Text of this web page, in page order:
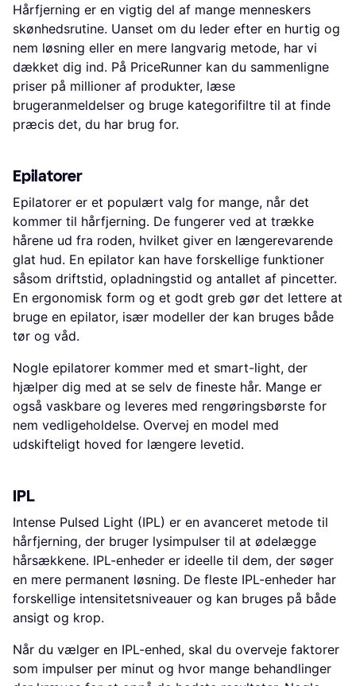
Hårfjerning er en vigtig del af mange menneskers
skønhedsrutine. Uanset om du leder efter en hurtig og
nem løsning eller en mere langvarig metode, har vi
dækket dig ind. På PriceRunner kan du sammenligne
priser på millioner af produkter, læse
brugeranmeldelser og bruge kategorifiltre til at finde
præcis det, du har brug for.
Epilatorer
Epilatorer er et populært valg for mange, når det
kommer til hårfjerning. De fungerer ved at trække
hårene ud fra roden, hvilket giver en længerevarende
glat hud. En epilator kan have forskellige funktioner
såsom driftstid, opladningstid og antallet af pincetter.
En ergonomisk form og et godt greb gør det lettere at
bruge en epilator, især modeller der kan bruges både
tør og våd.
Nogle epilatorer kommer med et smart-light, der
hjælper dig med at se selv de fineste hår. Mange er
også vaskbare og leveres med rengøringsbørste for
nem vedligeholdelse. Overvej en model med
udskifteligt hoved for længere levetid.
IPL
Intense Pulsed Light (IPL) er en avanceret metode til
hårfjerning, der bruger lysimpulser til at ødelægge
hårsækkene. IPL-enheder er ideelle til dem, der søger
en mere permanent løsning. De fleste IPL-enheder har
forskellige intensitetsniveauer og kan bruges på både
ansigt og krop.
Når du vælger en IPL-enhed, skal du overveje faktorer
som impulser per minut og hvor mange behandlinger